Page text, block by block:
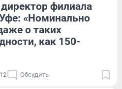
филиала
«Номинально
о таких
как 150-
Обсудить